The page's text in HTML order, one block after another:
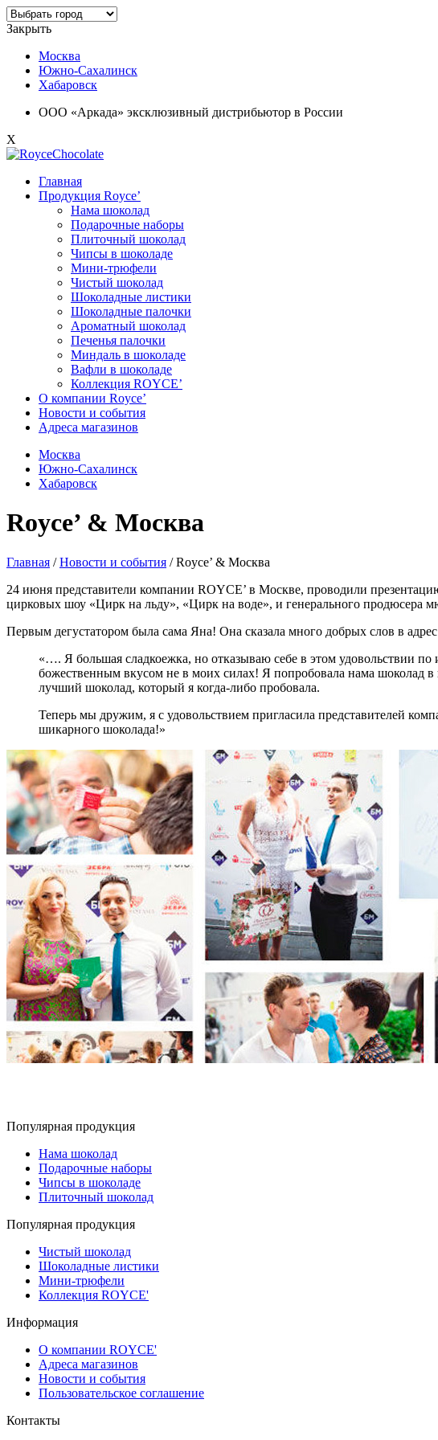
Закрыть
Москва
Южно-Сахалинск
Хабаровск
ООО «Аркада» эксклюзивный дистрибьютор в России
X
Главная
Продукция Royce’
Нама шоколад
Подарочные наборы
Плиточный шоколад
Чипсы в шоколаде
Мини-трюфели
Чистый шоколад
Шоколадные листики
Шоколадные палочки
Ароматный шоколад
Печенья палочки
Миндаль в шоколаде
Вафли в шоколаде
Коллекция ROYCE’
О компании Royce’
Новости и события
Адреса магазинов
Москва
Южно-Сахалинск
Хабаровск
Royce’ & Москва
Главная /Новости и события / Royce’ & Москва
24 июня представители компании ROYCE’ в Москве, проводили
цирковых шоу «Цирк на льду», «Цирк на воде», и генерального продюсера
Первым дегустатором была сама Яна! Она сказала много добрых слов в
«…. Я большая сладкоежка, но отказываю себе в этом удовольствии
божественным вкусом не в моих силах! Я попробовала нама шоколад
лучший шоколад, который я когда-либо пробовала.
Теперь мы дружим, я с удовольствием пригласила представителей
шикарного шоколада!»
Популярная продукция
Нама шоколад
Подарочные наборы
Чипсы в шоколаде
Плиточный шоколад
Популярная продукция
Чистый шоколад
Шоколадные листики
Мини-трюфели
Коллекция ROYCE'
Информация
О компании ROYCE'
Адреса магазинов
Новости и события
Пользовательское соглашение
Контакты